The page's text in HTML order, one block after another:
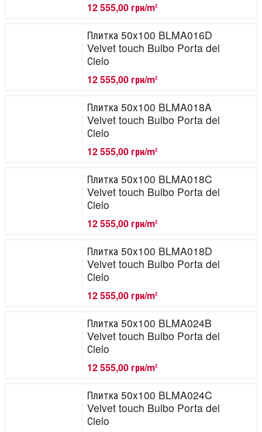
12 555,00 грн/m2
Плитка 50x100 BLMA016D
Velvet touch Bulbo Porta del
Сielo
12 555,00 грн/m2
Плитка 50x100 BLMA018A
Velvet touch Bulbo Porta del
Сielo
12 555,00 грн/m2
Плитка 50x100 BLMA018C
Velvet touch Bulbo Porta del
Сielo
12 555,00 грн/m2
Плитка 50x100 BLMA018D
Velvet touch Bulbo Porta del
Сielo
12 555,00 грн/m2
Плитка 50x100 BLMA024B
Velvet touch Bulbo Porta del
Сielo
12 555,00 грн/m2
Плитка 50x100 BLMA024C
Velvet touch Bulbo Porta del
Сielo